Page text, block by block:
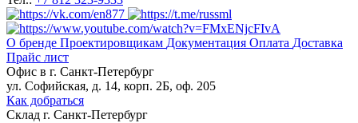
О бренде Проектировщикам Документация Оплата Доставка
Прайс лист
Офис в г. Санкт-Петербург
ул. Софийская, д. 14, корп. 2Б, оф. 205
Как добраться
Склад г. Санкт-Петербург